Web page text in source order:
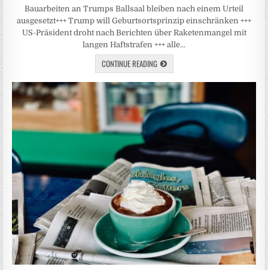
Bauarbeiten an Trumps Ballsaal bleiben nach einem Urteil
ausgesetzt+++ Trump will Geburtsortsprinzip einschränken +++
US-Präsident droht nach Berichten über Raketenmangel mit
langen Haftstrafen +++ alle…
CONTINUE READING